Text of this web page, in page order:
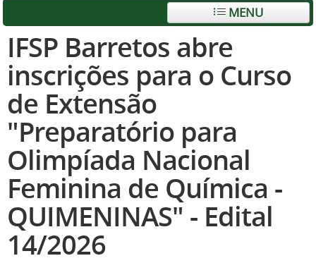
MENU
IFSP Barretos abre
inscrições para o Curso
de Extensão
"Preparatório para
Olimpíada Nacional
Feminina de Química -
QUIMENINAS" - Edital
14/2026